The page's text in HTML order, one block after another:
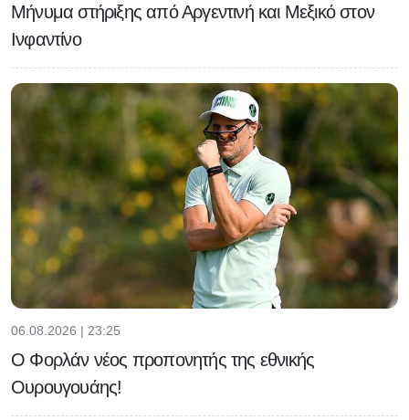
Μήνυμα στήριξης από Αργεντινή και Μεξικό στον
Ινφαντίνο
06.08.2026 | 23:25
Ο Φορλάν νέος προπονητής της εθνικής
Ουρουγουάης!